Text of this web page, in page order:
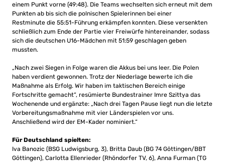
einem Punkt vorne (49:48). Die Teams wechselten sich erneut mit dem
Punkten ab bis sich die polnischen Spielerinnen bei einer
Restminute die 55:51-Führung erkämpfen konnten. Diese versenkten
schließlich zum Ende der Partie vier Freiwürfe hintereinander, sodass
sich die deutschen U16-Mädchen mit 51:59 geschlagen geben
mussten.
„Nach zwei Siegen in Folge waren die Akkus bei uns leer. Die Polen
haben verdient gewonnen. Trotz der Niederlage bewerte ich die
Maßnahme als Erfolg. Wir haben im taktischen Bereich einige
Fortschritte gemacht“, resümierte Bundestrainer Imre Szittya das
Wochenende und ergänzte: „Nach drei Tagen Pause liegt nun die letzte
Vorbereitungsmaßnahme mit vier Länderspielen vor uns.
Anschließend wird der EM-Kader nominiert.“
Für Deutschland spielten:
Iva Banozic (BSG Ludwigsburg, 3), Britta Daub (BG 74 Göttingen/BBT
Göttingen), Carlotta Ellenrieder (Rhöndorfer TV, 6), Anna Furman (TG